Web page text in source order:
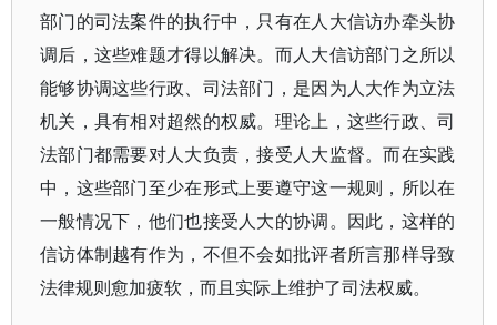
部门的司法案件的执行中，只有在人大信访办牵头协
调后，这些难题才得以解决。而人大信访部门之所以
能够协调这些行政、司法部门，是因为人大作为立法
机关，具有相对超然的权威。理论上，这些行政、司
法部门都需要对人大负责，接受人大监督。而在实践
中，这些部门至少在形式上要遵守这一规则，所以在
一般情况下，他们也接受人大的协调。因此，这样的
信访体制越有作为，不但不会如批评者所言那样导致
法律规则愈加疲软，而且实际上维护了司法权威。